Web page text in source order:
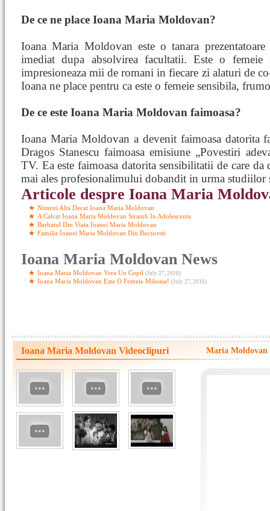
De ce ne place Ioana Maria Moldovan?
Ioana Maria Moldovan este o tanara
imediat dupa absolvirea facultatii. Este o
impresioneaza mii de romani in fiecare zi alaturi de
Ioana ne place pentru ca este o femeie sensibila,
De ce este Ioana Maria Moldovan faimoasa?
Ioana Maria Moldovan a devenit faimoasa datorita
Dragos Stanescu faimoasa emisiune „Povestiri
TV. Ea este faimoasa datorita sensibilitatii de care
mai ales profesionalimului dobandit in urma
Articole despre Ioana Maria
Nimeni Alta Decat Ioana Maria Moldovan
A Calcat Ioana Maria Moldovan Stramb In Adolescenta
Barbatul Din Viata Ioanei Maria Moldovan
Familia Ioanei Maria Moldovan Din Bucuresti
Ioana Maria Moldovan News
Ioana Maria Moldovan Vrea Un Copil (July 27, 2010)
Ioana Maria Moldovan Este O Femeie Miloasa! (July 27, 2010)
Ioana Maria Moldovan Videoclipuri Maria Moldovan